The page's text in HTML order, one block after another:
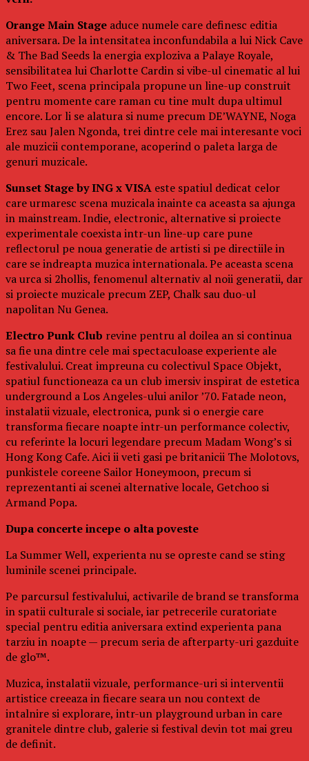
Orange Main Stage aduce numele care definesc editia
aniversara. De la intensitatea inconfundabila a lui Nick Cave
& The Bad Seeds la energia exploziva a Palaye Royale,
sensibilitatea lui Charlotte Cardin si vibe-ul cinematic al lui
Two Feet, scena principala propune un line-up construit
pentru momente care raman cu tine mult dupa ultimul
encore. Lor li se alatura si nume precum DE’WAYNE, Noga
Erez sau Jalen Ngonda, trei dintre cele mai interesante voci
ale muzicii contemporane, acoperind o paleta larga de
genuri muzicale.
Sunset Stage by ING x VISA este spatiul dedicat celor
care urmaresc scena muzicala inainte ca aceasta sa ajunga
in mainstream. Indie, electronic, alternative si proiecte
experimentale coexista intr-un line-up care pune
reflectorul pe noua generatie de artisti si pe directiile in
care se indreapta muzica internationala. Pe aceasta scena
va urca si 2hollis, fenomenul alternativ al noii generatii, dar
si proiecte muzicale precum ZEP, Chalk sau duo-ul
napolitan Nu Genea.
Electro Punk Club revine pentru al doilea an si continua
sa fie una dintre cele mai spectaculoase experiente ale
festivalului. Creat impreuna cu colectivul Space Objekt,
spatiul functioneaza ca un club imersiv inspirat de estetica
underground a Los Angeles-ului anilor ’70. Fatade neon,
instalatii vizuale, electronica, punk si o energie care
transforma fiecare noapte intr-un performance colectiv,
cu referinte la locuri legendare precum Madam Wong’s si
Hong Kong Cafe. Aici ii veti gasi pe britanicii The Molotovs,
punkistele coreene Sailor Honeymoon, precum si
reprezentanti ai scenei alternative locale, Getchoo si
Armand Popa.
Dupa concerte incepe o alta poveste
La Summer Well, experienta nu se opreste cand se sting
luminile scenei principale.
Pe parcursul festivalului, activarile de brand se transforma
in spatii culturale si sociale, iar petrecerile curatoriate
special pentru editia aniversara extind experienta pana
tarziu in noapte — precum seria de afterparty-uri gazduite
de glo™.
Muzica, instalatii vizuale, performance-uri si interventii
artistice creeaza in fiecare seara un nou context de
intalnire si explorare, intr-un playground urban in care
granitele dintre club, galerie si festival devin tot mai greu
de definit.